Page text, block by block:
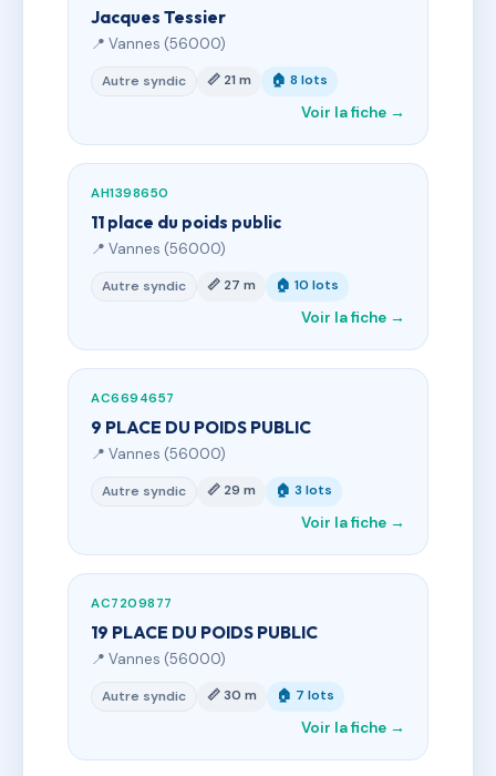
Jacques Tessier
📍 Vannes (56000)
Autre syndic 📏 21 m 🏠 8 lots
Voir la fiche →
AH1398650
11 place du poids public
📍 Vannes (56000)
Autre syndic 📏 27 m 🏠 10 lots
Voir la fiche →
AC6694657
9 PLACE DU POIDS PUBLIC
📍 Vannes (56000)
Autre syndic 📏 29 m 🏠 3 lots
Voir la fiche →
AC7209877
19 PLACE DU POIDS PUBLIC
📍 Vannes (56000)
Autre syndic 📏 30 m 🏠 7 lots
Voir la fiche →